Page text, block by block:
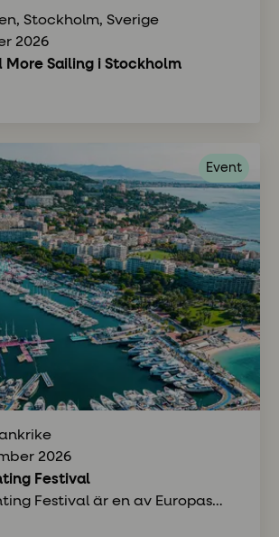
Stockholm, Sverige
2026
More Sailing i Stockholm
Event
2026
Festival
Festival är en av Europas
för segelbåtar med 700 båtar,